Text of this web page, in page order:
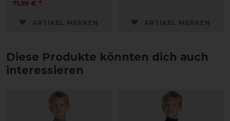
71,99 € *
ARTIKEL MERKEN ARTIKEL MERKEN
Diese Produkte könnten dich auch
interessieren